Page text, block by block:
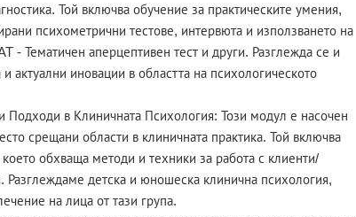
Той включва обучение за практическите умения,
психометрични тестове, интервюта и използването на
- Тематичен аперцептивен тест и други. Разглежда се и
актуални иновации в областта на психологическото
в Клиничната Психология: Този модул е насочен
срещани области в клиничната практика. Той включва
обхваща методи и техники за работа с клиенти/
Разглеждаме детска и юношеска клинична психология,
на лица от тази група.